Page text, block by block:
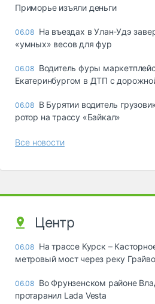
Приморье изъяли деньги
06.08 Ha въeздax в Улaн-Удэ
«yмныx» вecoв для фyp
06.08 Водитель фуры
Екатеринбургом в ДТП с
06.08 В Бурятии водитель
ротор на трассу «Байкал»
Все новости
Центр
06.08 На трассе Курск –
метровый мост через реку
06.08 Во Фрунзенском районе
протаранил Lada Vesta